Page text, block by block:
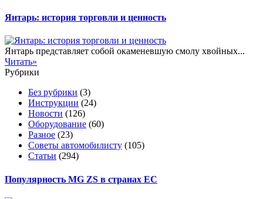
Янтарь: история торговли и ценность
Янтарь представляет собой окаменевшую смолу хвойных...
Читать»
Рубрики
Без рубрики (3)
Инструкции (24)
Новости (126)
Оборудование (60)
Разное (23)
Советы автомобилисту (105)
Статьи (294)
Популярность MG ZS в странах ЕС